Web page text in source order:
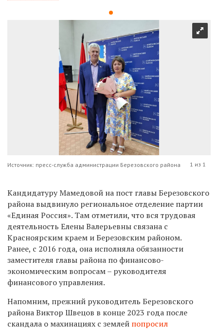
Источник: пресс-служба администрации Березовского района 1 из 1
Кандидатуру Мамедовой на пост главы Березовского
района выдвинуло региональное отделение партии
«Единая Россия». Там отметили, что вся трудовая
деятельность Елены Валерьевны связана с
Красноярским краем и Березовским районом.
Ранее, с 2016 года, она исполняла обязанности
заместителя главы района по финансово-
экономическим вопросам – руководителя
финансового управления.
Напомним, прежний руководитель Березовского
района Виктор Швецов в конце 2023 года после
скандала о махинациях с землей попросил